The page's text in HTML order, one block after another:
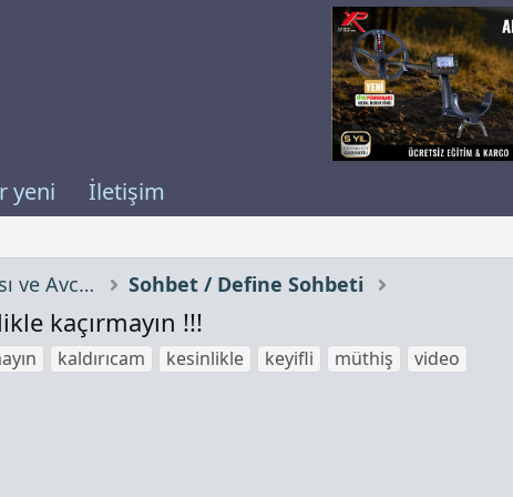
yeni İletişim
Definecilerin Sohbet Odası ve Avcılık Sohbet / Define Sohbeti
kaçırmayın !!!
kaldırıcam kesinlikle keyifli müthiş video